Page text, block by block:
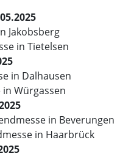
Jakobsberg
in Tietelsen
in Dalhausen
in Würgassen
in Beverungen
in Haarbrück